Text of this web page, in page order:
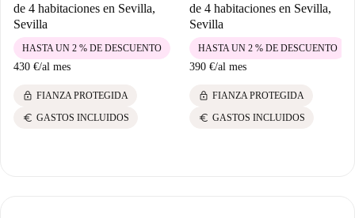
de 4 habitaciones en Sevilla,
Sevilla
430 €/al mes
HASTA UN 2 % DE DESCUENTO
lock FIANZA PROTEGIDA
euro GASTOS INCLUIDOS
de 4 habitaciones en Sevilla,
Sevilla
390 €/al mes
HASTA UN 2 % DE DESCUENTO
lock FIANZA PROTEGIDA
euro GASTOS INCLUIDOS